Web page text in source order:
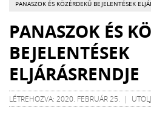
PANASZOK ÉS KÖZÉRDEKŰ BEJELENTÉSEK
PANASZOK ÉS
BEJELENTÉSEK
ELJÁRÁSRENDJE
LÉTREHOZVA: 2020. FEBRUÁR 25. |